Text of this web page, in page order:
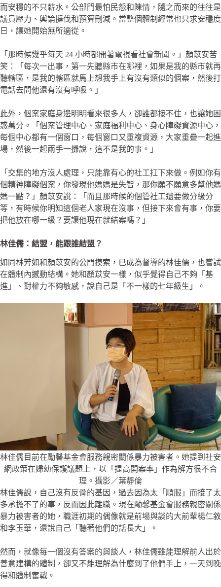
而安穩的不只薪水。公部門最怕民怨和陳情，隨之而來的往往是
議員壓力、輿論撻伐和預算刪減。當整個體制經常也只求安穩度
日，讓她開始無所適從。
「那時候幾乎每天 24 小時都開著電視看社會新聞。」顏苡安苦
笑：「每次一出事，第一先聽縣市在哪裡，如果是我的縣市就再
聽轄區，是我的轄區就馬上想我手上有沒有類似的個案，然後打
電話去問他還有沒有呼吸。」
此外，個案家庭身邊明明看來很多人，卻誰都接不住，也讓她困
惑萬分。「個案管理中心、家庭福利中心、身心障礙資源中心，
每個中心都有一個窗口，每個窗口又重複資源，大家重疊一起進
場，然後一起兩手一攤說，這不是我的事。」
「交集的地方沒人處理，只能靠有心的社工扛下來做。例如你有
個精神障礙個案，你發現他媽媽是失智，那你願不願意多幫他媽
媽一點？」顏苡安說：「而且那時候的個管社工還要做分級分
等，有時候你明知這個老人家現在沒事，但接下來會有事，你要
把他放在哪一級？要讓他現在就結案嗎？」
林佳儒：結盟，能跟誰結盟？
如同林芳如和顏苡安的公門摸索，已成為督導的林佳儒，也嘗試
在體制內撼動結構。她和顏苡安一樣，似乎覺得自己不夠「基
進」、對權力不夠敏感，說自己是「不一樣的七年級生」。
林佳儒目前在勵馨基金會服務親密關係暴力被害者。她提到社安
網政策在婦幼保護議題上，以「提高開案率」作為解方很不合
理。攝影／葉靜倫
林佳儒說，自己沒有反骨的基因，過去因為太「順服」而接了太
多承擔不了的事，反而因此離職。現在勵馨基金會服務親密關係
暴力被害者的她，職涯初期的偶像就是前場與談的大前輩楊仁敘
和李玉華，還說自己「聽著他們的話長大」。
然而，就像每一個沒有答案的與談人，林佳儒雖能理解前人出於
善意建構的體制，卻又不能理解為什麼到了他們手上，一天到晚
得和體制奮戰。